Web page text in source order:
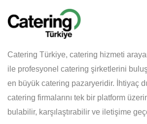
Catering Türkiye, catering hizmeti
ile profesyonel catering şirketlerini
en büyük catering pazaryeridir. İhtiyaç
catering firmalarını tek bir platform
bulabilir, karşılaştırabilir ve iletişime